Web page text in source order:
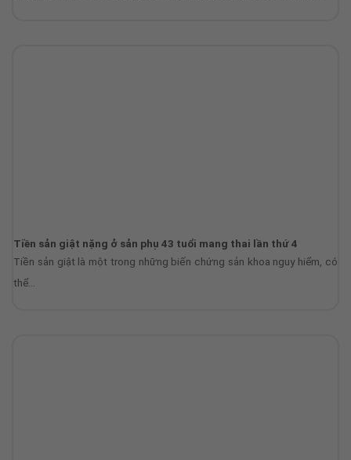
Tiền sản giật nặng ở sản phụ 43 tuổi mang thai lần thứ 4
Tiền sản giật là một trong những biến chứng sản khoa nguy hiểm, có
thể...